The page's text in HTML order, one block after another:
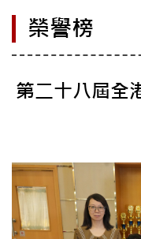
榮譽榜
第二十八屆全